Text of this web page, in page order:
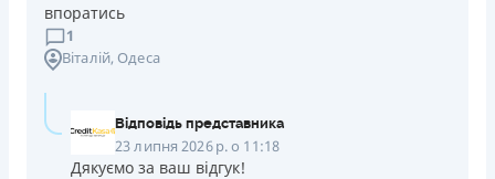
впоратись
1
Віталій, Одеса
Відповідь представника
23 липня 2026 р. о 11:18
Дякуємо за ваш відгук!